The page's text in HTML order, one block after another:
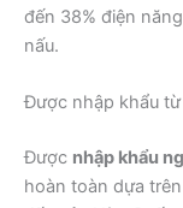
đến 38% điện
nấu.
Được nhập khẩu
Được nhập khẩu
hoàn toàn dựa